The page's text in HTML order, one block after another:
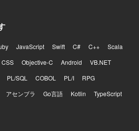
JavaScript Swift C# C++
Scala
CSS Objective-C Android
VB.NET
PL/SQL COBOL PL/I
RPG
アセンブラ Go言語 Kotlin
TypeScript